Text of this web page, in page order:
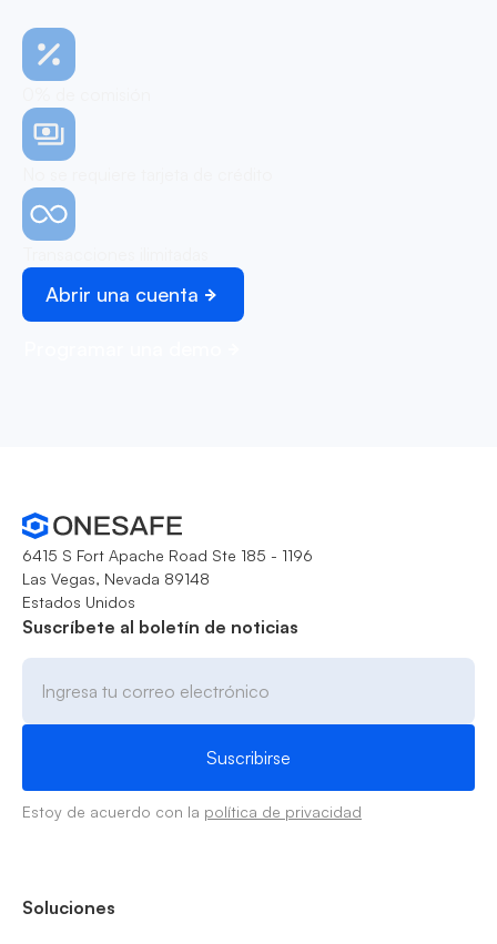
Abrir una cuenta
6415 S Fort Apache Road Ste 185 - 1196
Las Vegas, Nevada 89148
Estados Unidos
Suscríbete al boletín de noticias
Estoy de acuerdo con la política de privacidad
Soluciones